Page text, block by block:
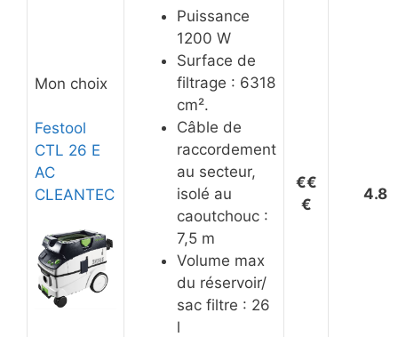
Mon choix
Festool
CTL 26 E
AC
CLEANTEC
Puissance
1200 W
Surface de
filtrage : 6318
cm².
Câble de
raccordement
au secteur,
isolé au
caoutchouc :
7,5 m
Volume max
du réservoir/
sac filtre : 26
l
€€
€
4.8